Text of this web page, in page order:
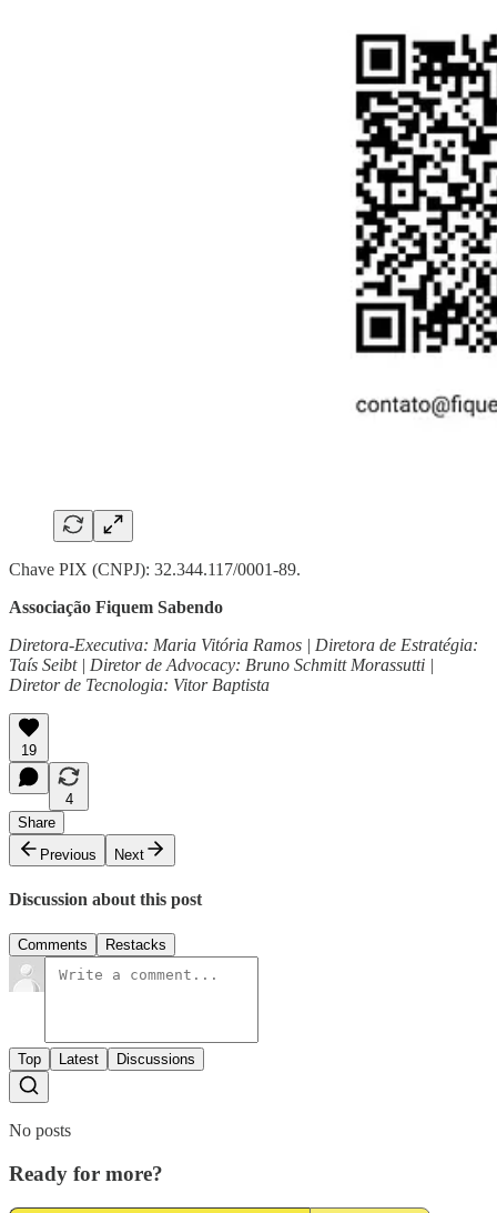
Chave PIX (CNPJ): 32.344.117/0001-89.
Associação Fiquem Sabendo
Diretora-Executiva: Maria Vitória Ramos | Diretora de Estratégia:
Taís Seibt | Diretor de Advocacy: Bruno Schmitt Morassutti |
Diretor de Tecnologia: Vitor Baptista
19
4
Share
Previous
Next
Discussion about this post
Comments Restacks
Top Latest Discussions
No posts
Ready for more?